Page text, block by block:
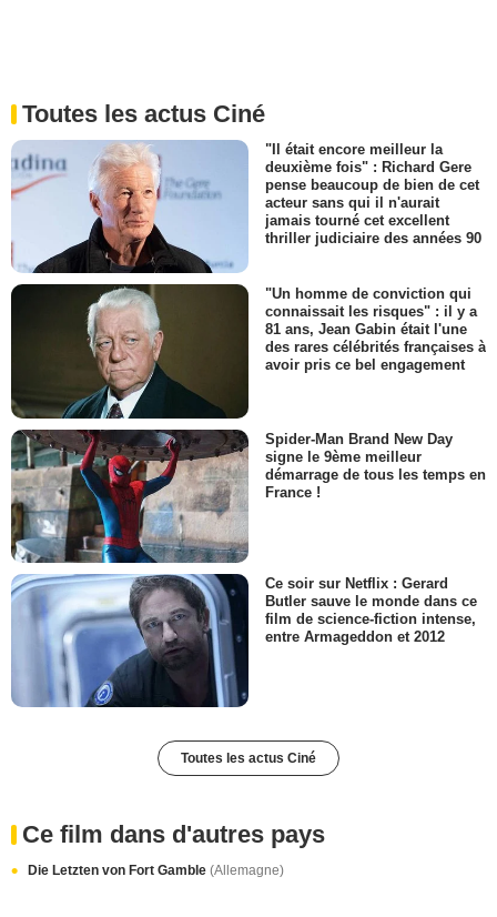
Toutes les actus Ciné
"Il était encore meilleur la
deuxième fois" : Richard Gere
pense beaucoup de bien de cet
acteur sans qui il n'aurait
jamais tourné cet excellent
thriller judiciaire des années 90
"Un homme de conviction qui
connaissait les risques" : il y a
81 ans, Jean Gabin était l'une
des rares célébrités françaises à
avoir pris ce bel engagement
Spider-Man Brand New Day
signe le 9ème meilleur
démarrage de tous les temps en
France !
Ce soir sur Netflix : Gerard
Butler sauve le monde dans ce
film de science-fiction intense,
entre Armageddon et 2012
Toutes les actus Ciné
Ce film dans d'autres pays
Die Letzten von Fort Gamble (Allemagne)